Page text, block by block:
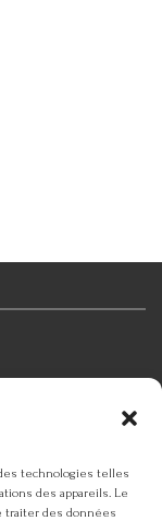
technologies telles
des appareils. Le
traiter des données